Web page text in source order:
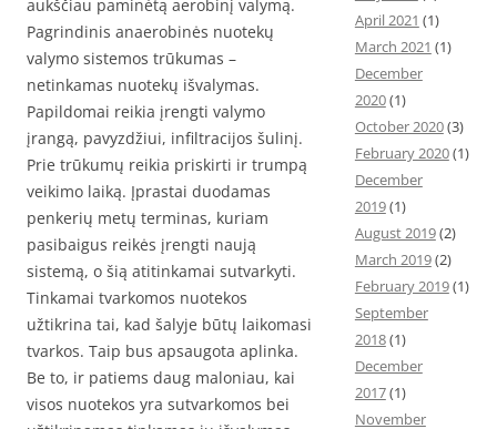
aukščiau paminėtą aerobinį valymą.
Pagrindinis anaerobinės nuotekų
valymo sistemos trūkumas –
netinkamas nuotekų išvalymas.
Papildomai reikia įrengti valymo
įrangą, pavyzdžiui, infiltracijos šulinį.
Prie trūkumų reikia priskirti ir trumpą
veikimo laiką. Įprastai duodamas
penkerių metų terminas, kuriam
pasibaigus reikės įrengti naują
sistemą, o šią atitinkamai sutvarkyti.
Tinkamai tvarkomos nuotekos
užtikrina tai, kad šalyje būtų laikomasi
tvarkos. Taip bus apsaugota aplinka.
Be to, ir patiems daug maloniau, kai
visos nuotekos yra sutvarkomos bei
April 2021 (1)
March 2021 (1)
December
2020(1)
October 2020(3)
February 2020(1)
December
2019(1)
August 2019(2)
March 2019(2)
February 2019(1)
September
2018(1)
December
2017(1)
November